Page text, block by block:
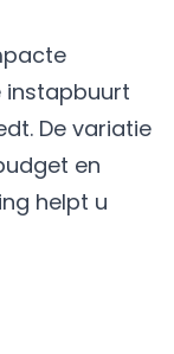
instapbuurt
De variatie
en
helpt u